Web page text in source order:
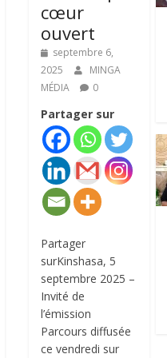
cœur
ouvert
septembre 6,
2025
MINGA
MÉDIA
0
Partager sur
Partager
surKinshasa, 5
septembre 2025 –
Invité de
l’émission
Parcours diffusée
ce vendredi sur